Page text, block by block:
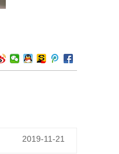
2019-11-21